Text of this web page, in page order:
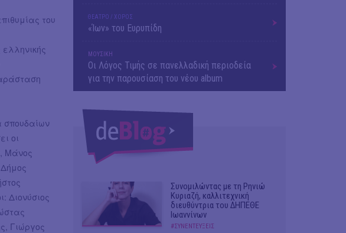
του
σπουδαίων
οι
Μάνος
Διονύσιος
Γιώργος
ΘΕΑΤΡΟ / ΧΟΡΟΣ
«Ίων» του Ευρυπίδη
ΜΟΥΣΙΚΗ
Οι Λόγος Τιμής σε πανελλαδική περιοδεία
για την παρουσίαση του νέου album
Συνομιλώντας με τη Ρηνιώ
Κυριαζή, καλλιτεχνική
διευθύντρια του ΔΗΠΕΘΕ
Ιωαννίνων
#ΣΥΝΕΝΤΕΥΞΕΙΣ